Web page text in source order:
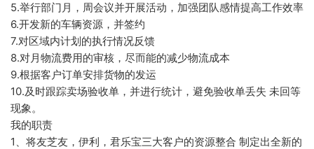
5.举行部门月，周会议并开展活动，加强团队感情提高工作效率
6.开发新的车辆资源，并签约
7.对区域内计划的执行情况反馈
8.对月物流费用的审核，尽而能的减少物流成本
9.根据客户订单安排货物的发运
10.及时跟踪卖场验收单，并进行统计，避免验收单丢失 未回等
现象。
我的职责
1、将友芝友，伊利，君乐宝三大客户的资源整合 制定出全新的